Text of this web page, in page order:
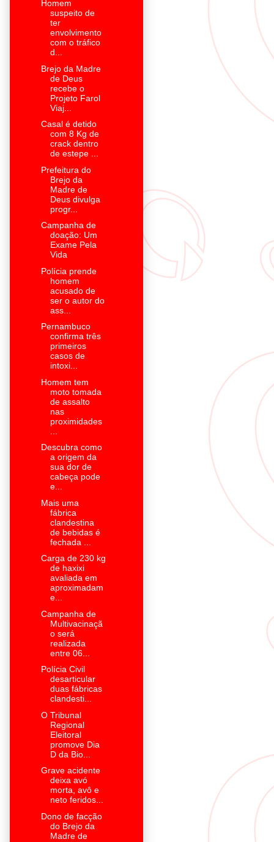
Homem
suspeito de
ter
envolvimento
com o tráfico
d...
Brejo da Madre
de Deus
recebe o
Projeto Farol
Viaj...
Casal é detido
com 8 Kg de
crack dentro
de estepe ...
Prefeitura do
Brejo da
Madre de
Deus divulga
progr...
Campanha de
doação: Um
Exame Pela
Vida
Polícia prende
homem
acusado de
ser o autor do
ass...
Pernambuco
confirma três
primeiros
casos de
intoxi...
Homem tem
moto tomada
de assalto
nas
proximidades
Descubra como
a origem da
sua dor de
cabeça pode
e...
Mais uma
fábrica
clandestina
de bebidas é
fechada ...
Carga de 230 kg
de haxixi
avaliada em
aproximadam
e...
Campanha de
Multivacinaçã
o será
realizada
entre 06...
Polícia Civil
desarticular
duas fábricas
clandesti...
O Tribunal
Regional
Eleitoral
promove Dia
D da Bio...
Grave acidente
deixa avó
morta, avô e
neto feridos...
Dono de facção
do Brejo da
Madre de